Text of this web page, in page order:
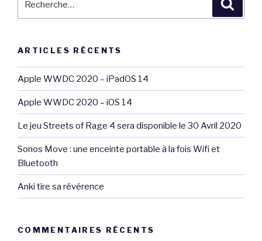
ARTICLES RÉCENTS
Apple WWDC 2020 – iPadOS 14
Apple WWDC 2020 – iOS 14
Le jeu Streets of Rage 4 sera disponible le 30 Avril 2020
Sonos Move : une enceinte portable à la fois Wifi et
Bluetooth
Anki tire sa révérence
COMMENTAIRES RÉCENTS